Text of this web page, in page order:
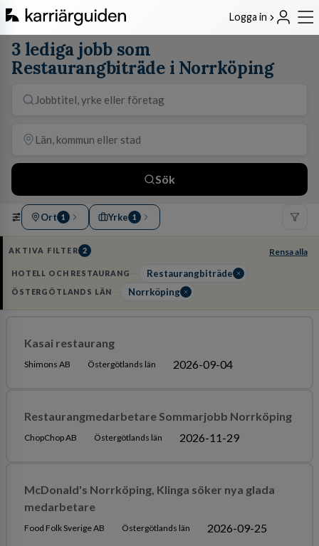
Logga in
3 lediga jobb som
Restaurangbiträde i Norrköping
Sök
Ort 1 Yrke 1
AKTIVA FILTER 2 Rensa alla
HOTELL OCH RESTAURANG Restaurangbiträde
ÖSTERGÖTLANDS LÄN Norrköping
Kasai restaurang
Shimons AB Östergötlands län 2026-09-04
Restaurangmedarbetare Sommarjobb Norrköping
ChopChop AB Östergötlands län 2026-11-29
McDonald's Norrköping, Klinga söker nya glada
medarbetare
Food Folk Sverige AB Östergötlands län 2026-09-25